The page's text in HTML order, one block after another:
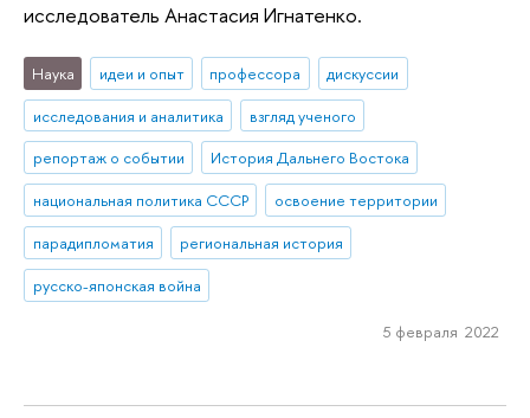
исследователь Анастасия Игнатенко.
Наука идеи и опыт профессора
дискуссии
исследования и аналитика
взгляд ученого
репортаж о событии
История Дальнего Востока
национальная политика СССР
освоение территории
парадипломатия
региональная история
русско-японская война
5 февраля 2022